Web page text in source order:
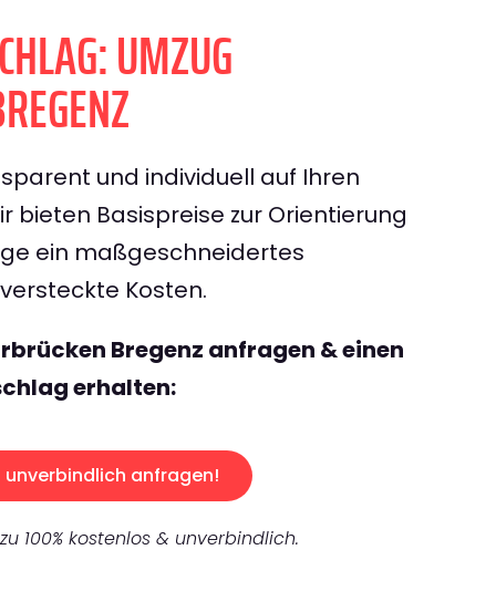
UMZUG
und individuell auf Ihren
bieten Basispreise zur Orientierung
ein maßgeschneidertes
Kosten.
Bregenz anfragen & einen
erhalten:
unverbindlich anfragen!
100% kostenlos & unverbindlich.